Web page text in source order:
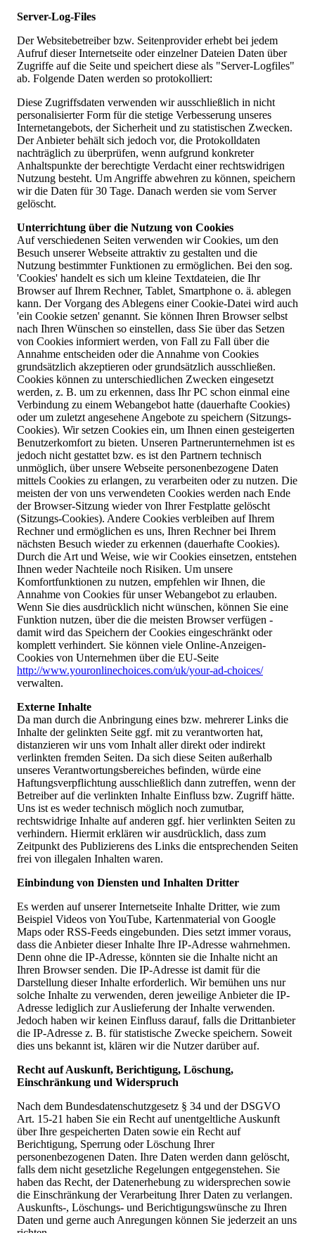
Server-Log-Files
Der Websitebetreiber bzw. Seitenprovider erhebt bei jedem
Aufruf dieser Internetseite oder einzelner Dateien Daten über
Zugriffe auf die Seite und speichert diese als "Server-Logfiles"
ab. Folgende Daten werden so protokolliert:
Diese Zugriffsdaten verwenden wir ausschließlich in nicht
personalisierter Form für die stetige Verbesserung unseres
Internetangebots, der Sicherheit und zu statistischen Zwecken.
Der Anbieter behält sich jedoch vor, die Protokolldaten
nachträglich zu überprüfen, wenn aufgrund konkreter
Anhaltspunkte der berechtigte Verdacht einer rechtswidrigen
Nutzung besteht. Um Angriffe abwehren zu können, speichern
wir die Daten für 30 Tage. Danach werden sie vom Server
gelöscht.
Unterrichtung über die Nutzung von Cookies
Auf verschiedenen Seiten verwenden wir Cookies, um den
Besuch unserer Webseite attraktiv zu gestalten und die
Nutzung bestimmter Funktionen zu ermöglichen. Bei den sog.
'Cookies' handelt es sich um kleine Textdateien, die Ihr
Browser auf Ihrem Rechner, Tablet, Smartphone o. ä. ablegen
kann. Der Vorgang des Ablegens einer Cookie-Datei wird auch
'ein Cookie setzen' genannt. Sie können Ihren Browser selbst
nach Ihren Wünschen so einstellen, dass Sie über das Setzen
von Cookies informiert werden, von Fall zu Fall über die
Annahme entscheiden oder die Annahme von Cookies
grundsätzlich akzeptieren oder grundsätzlich ausschließen.
Cookies können zu unterschiedlichen Zwecken eingesetzt
werden, z. B. um zu erkennen, dass Ihr PC schon einmal eine
Verbindung zu einem Webangebot hatte (dauerhafte Cookies)
oder um zuletzt angesehene Angebote zu speichern (Sitzungs-
Cookies). Wir setzen Cookies ein, um Ihnen einen gesteigerten
Benutzerkomfort zu bieten. Unseren Partnerunternehmen ist es
jedoch nicht gestattet bzw. es ist den Partnern technisch
unmöglich, über unsere Webseite personenbezogene Daten
mittels Cookies zu erlangen, zu verarbeiten oder zu nutzen. Die
meisten der von uns verwendeten Cookies werden nach Ende
der Browser-Sitzung wieder von Ihrer Festplatte gelöscht
(Sitzungs-Cookies). Andere Cookies verbleiben auf Ihrem
Rechner und ermöglichen es uns, Ihren Rechner bei Ihrem
nächsten Besuch wieder zu erkennen (dauerhafte Cookies).
Durch die Art und Weise, wie wir Cookies einsetzen, entstehen
Ihnen weder Nachteile noch Risiken. Um unsere
Komfortfunktionen zu nutzen, empfehlen wir Ihnen, die
Annahme von Cookies für unser Webangebot zu erlauben.
Wenn Sie dies ausdrücklich nicht wünschen, können Sie eine
Funktion nutzen, über die die meisten Browser verfügen -
damit wird das Speichern der Cookies eingeschränkt oder
komplett verhindert. Sie können viele Online-Anzeigen-
Cookies von Unternehmen über die EU-Seite
http://www.youronlinechoices.com/uk/your-ad-choices/
verwalten.
Externe Inhalte
Da man durch die Anbringung eines bzw. mehrerer Links die
Inhalte der gelinkten Seite ggf. mit zu verantworten hat,
distanzieren wir uns vom Inhalt aller direkt oder indirekt
verlinkten fremden Seiten. Da sich diese Seiten außerhalb
unseres Verantwortungsbereiches befinden, würde eine
Haftungsverpflichtung ausschließlich dann zutreffen, wenn der
Betreiber auf die verlinkten Inhalte Einfluss bzw. Zugriff hätte.
Uns ist es weder technisch möglich noch zumutbar,
rechtswidrige Inhalte auf anderen ggf. hier verlinkten Seiten zu
verhindern. Hiermit erklären wir ausdrücklich, dass zum
Zeitpunkt des Publizierens des Links die entsprechenden Seiten
frei von illegalen Inhalten waren.
Einbindung von Diensten und Inhalten Dritter
Es werden auf unserer Internetseite Inhalte Dritter, wie zum
Beispiel Videos von YouTube, Kartenmaterial von Google
Maps oder RSS-Feeds eingebunden. Dies setzt immer voraus,
dass die Anbieter dieser Inhalte Ihre IP-Adresse wahrnehmen.
Denn ohne die IP-Adresse, könnten sie die Inhalte nicht an
Ihren Browser senden. Die IP-Adresse ist damit für die
Darstellung dieser Inhalte erforderlich. Wir bemühen uns nur
solche Inhalte zu verwenden, deren jeweilige Anbieter die IP-
Adresse lediglich zur Auslieferung der Inhalte verwenden.
Jedoch haben wir keinen Einfluss darauf, falls die Drittanbieter
die IP-Adresse z. B. für statistische Zwecke speichern. Soweit
dies uns bekannt ist, klären wir die Nutzer darüber auf.
Recht auf Auskunft, Berichtigung, Löschung,
Einschränkung und Widerspruch
Nach dem Bundesdatenschutzgesetz § 34 und der DSGVO
Art. 15-21 haben Sie ein Recht auf unentgeltliche Auskunft
über Ihre gespeicherten Daten sowie ein Recht auf
Berichtigung, Sperrung oder Löschung Ihrer
personenbezogenen Daten. Ihre Daten werden dann gelöscht,
falls dem nicht gesetzliche Regelungen entgegenstehen. Sie
haben das Recht, der Datenerhebung zu widersprechen sowie
die Einschränkung der Verarbeitung Ihrer Daten zu verlangen.
Auskunfts-, Löschungs- und Berichtigungswünsche zu Ihren
Daten und gerne auch Anregungen können Sie jederzeit an uns